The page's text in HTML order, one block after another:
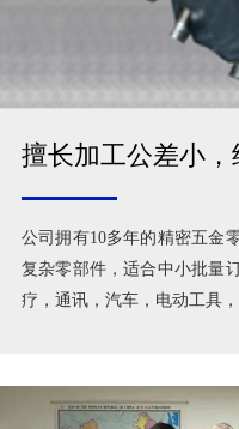
擅长加工公差小
公司拥有10多年的精密五金
复杂零部件，适合中小批量
疗，通讯，汽车，电动工具，